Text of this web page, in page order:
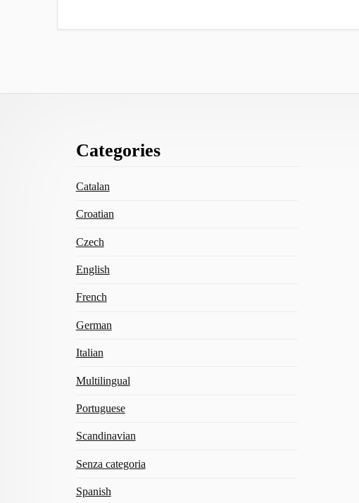
Categories
Catalan
Croatian
Czech
English
French
German
Italian
Multilingual
Portuguese
Scandinavian
Senza categoria
Spanish